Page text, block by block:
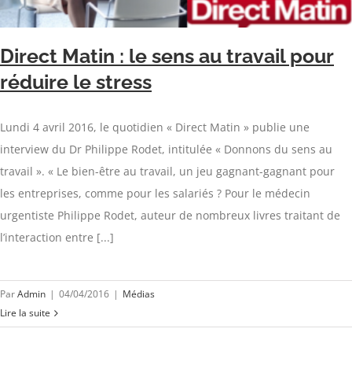
Direct Matin : le sens au travail pour
réduire le stress
Lundi 4 avril 2016, le quotidien « Direct Matin » publie une
interview du Dr Philippe Rodet, intitulée « Donnons du sens au
travail ». « Le bien-être au travail, un jeu gagnant-gagnant pour
les entreprises, comme pour les salariés ? Pour le médecin
urgentiste Philippe Rodet, auteur de nombreux livres traitant de
l’interaction entre [...]
ParAdmin | 04/04/2016 | Médias
Lire la suite